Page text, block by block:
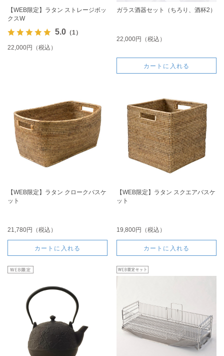
【WEB限定】ラタン ストレージボッ
クスW
5.0（1）
22,000円（税込）
ガラス酒器セット（ちろり、酒杯2）
22,000円（税込）
カートに入れる
【WEB限定】ラタン クロークバスケ
ット
21,780円（税込）
カートに入れる
【WEB限定】ラタン スクエアバスケ
ット
19,800円（税込）
カートに入れる